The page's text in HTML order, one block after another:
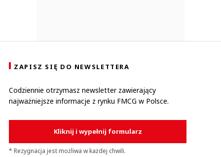
ZAPISZ SIĘ DO NEWSLETTERA
Codziennie otrzymasz newsletter zawierający
najważniejsze informacje z rynku FMCG w Polsce.
Kliknij i wypełnij formularz
* Rezygnacja jest możliwa w każdej chwili.